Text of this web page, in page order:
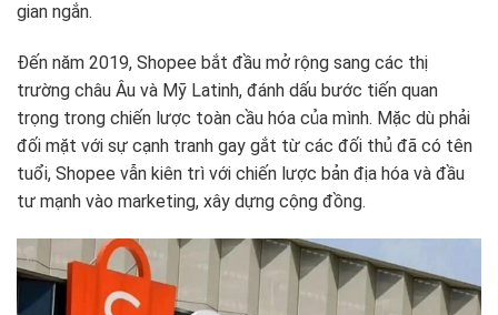
gian ngắn.
Đến năm 2019, Shopee bắt đầu mở rộng sang các thị
trường châu Âu và Mỹ Latinh, đánh dấu bước tiến quan
trọng trong chiến lược toàn cầu hóa của mình. Mặc dù phải
đối mặt với sự cạnh tranh gay gắt từ các đối thủ đã có tên
tuổi, Shopee vẫn kiên trì với chiến lược bản địa hóa và đầu
tư mạnh vào marketing, xây dựng cộng đồng.